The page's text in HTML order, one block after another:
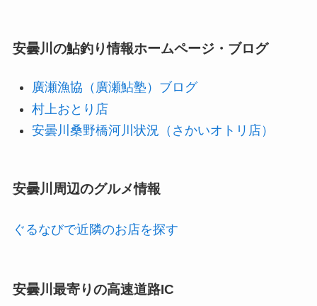
安曇川の鮎釣り情報ホームページ・ブログ
廣瀬漁協（廣瀬鮎塾）ブログ
村上おとり店
安曇川桑野橋河川状況（さかいオトリ店）
安曇川周辺のグルメ情報
ぐるなびで近隣のお店を探す
安曇川最寄りの高速道路IC